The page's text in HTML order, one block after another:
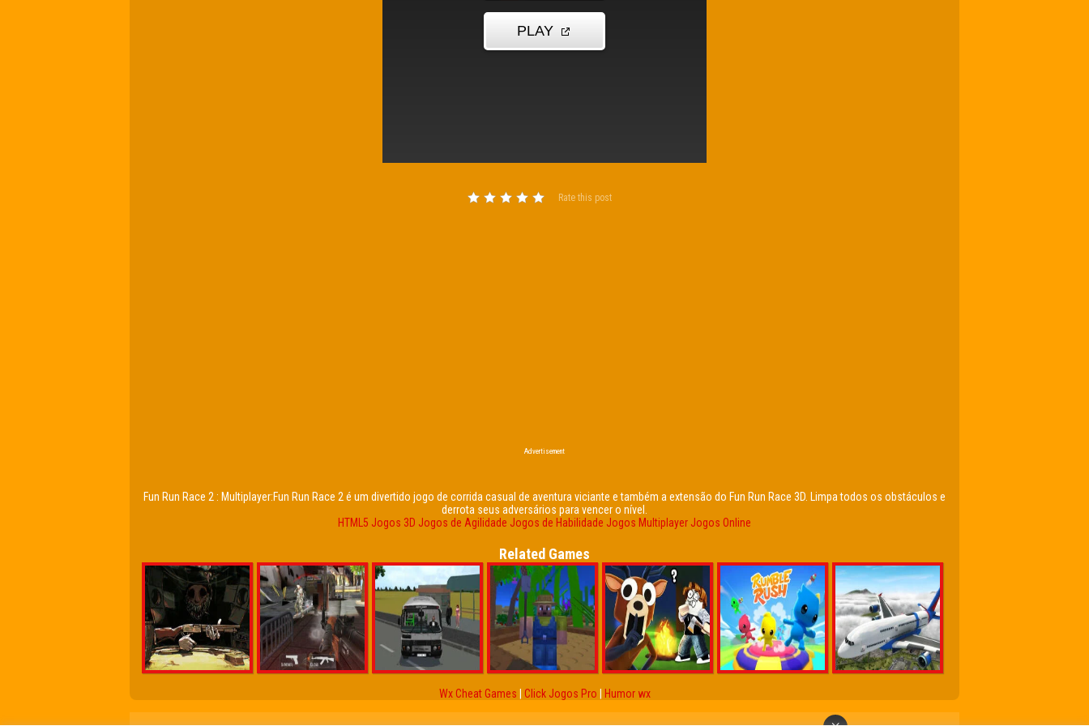
Rate this post
Advertisement
Fun Run Race 2 : Multiplayer:Fun Run Race 2 é um divertido jogo de corrida casual de aventura viciante e também a extensão do Fun Run Race 3D. Limpa todos os obstáculos e
derrota seus adversários para vencer o nível.
HTML5 Jogos 3D Jogos de Agilidade Jogos de Habilidade Jogos Multiplayer Jogos Online
Related Games
Wx Cheat Games Click Jogos Pro Humor wx